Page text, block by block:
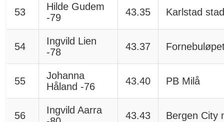
53
Hilde Gudem
-79
43.35 Karlstad
54
Ingvild Lien
-78
43.37
55
Johanna
Håland -76
43.40 PB Milå
56
Ingvild Aarra
43.43 Bergen City